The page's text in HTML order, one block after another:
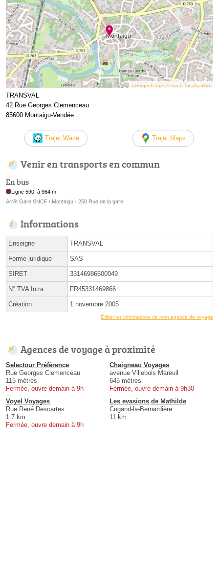
Corriger l’adresse ou la localisation
TRANSVAL
42 Rue Georges Clemenceau
85600 Montaigu-Vendée
Trajet Waze Trajet Maps
Venir en transports en commun
En bus
Ligne 590, à 964 m
Arrêt Gare SNCF / Montaigu - 250 Rue de la gare
Informations
Enseigne TRANSVAL
Forme juridique SAS
SIRET 33146986600049
N° TVA Intra. FR45331469866
Création 1 novembre 2005
Éditer les informations de mon agence de voyage
Agences de voyage à proximité
Selectour Préférence
Rue Georges Clemenceau
115 mètres
Fermée, ouvre demain à 9h
Chaigneau Voyages
avenue Villebois Mareuil
645 mètres
Fermée, ouvre demain à 9h30
Voyel Voyages
Rue René Descartes
1.7 km
Fermée, ouvre demain à 9h
Les evasions de Mathilde
Cugand-la-Bernardière
11 km